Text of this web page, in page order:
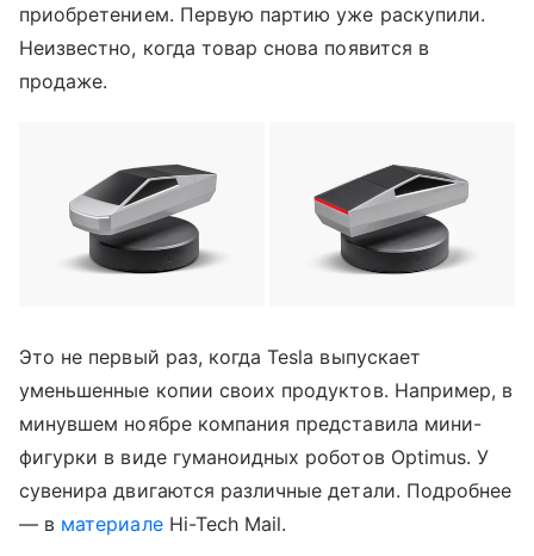
приобретением. Первую партию уже раскупили.
Неизвестно, когда товар снова появится в
продаже.
Это не первый раз, когда Tesla выпускает
уменьшенные копии своих продуктов. Например, в
минувшем ноябре компания представила мини-
фигурки в виде гуманоидных роботов Optimus. У
сувенира двигаются различные детали. Подробнее
— в материалеHi-Tech Mail.